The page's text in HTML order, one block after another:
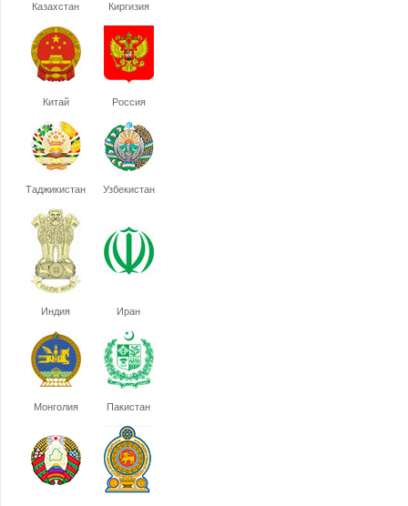
Казахстан Киргизия
Китай Россия
Таджикистан Узбекистан
Индия Иран
Монголия Пакистан